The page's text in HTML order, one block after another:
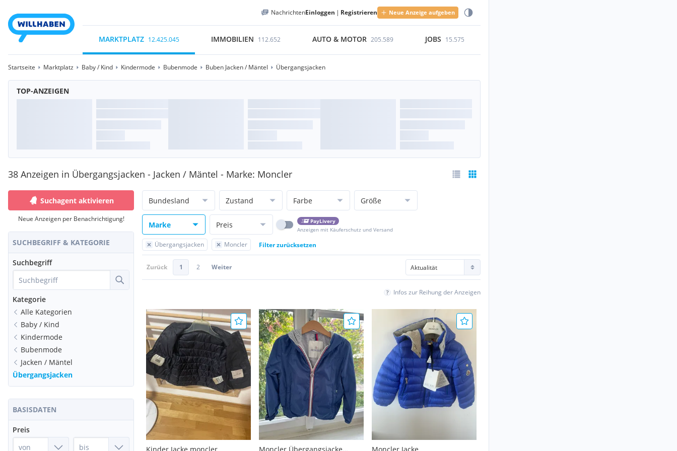
NachrichtenEinloggen | Registrieren Neue Anzeige aufgeben
MARKTPLATZ 12.425.045 IMMOBILIEN 112.652 AUTO & MOTOR 205.589 JOBS 15.575
Startseite Marktplatz Baby / Kind Kindermode Bubenmode Buben Jacken / Mäntel Übergangsjacken
TOP-ANZEIGEN
38 Anzeigen in Übergangsjacken - Jacken / Mäntel - Marke: Moncler
Suchagent aktivieren
Neue Anzeigen per Benachrichtigung!
SUCHBEGRIFF & KATEGORIE
Suchbegriff
Kategorie
Alle Kategorien
Baby / Kind
Kindermode
Bubenmode
Jacken / Mäntel
Übergangsjacken
BASISDATEN
Preis
Bundesland Zustand Farbe Größe
Marke Preis
PayLivery
Anzeigen mit Käuferschutz und Versand
Übergangsjacken Moncler Filter zurücksetzen
Zurück 1 2 Weiter
Infos zur Reihung der Anzeigen